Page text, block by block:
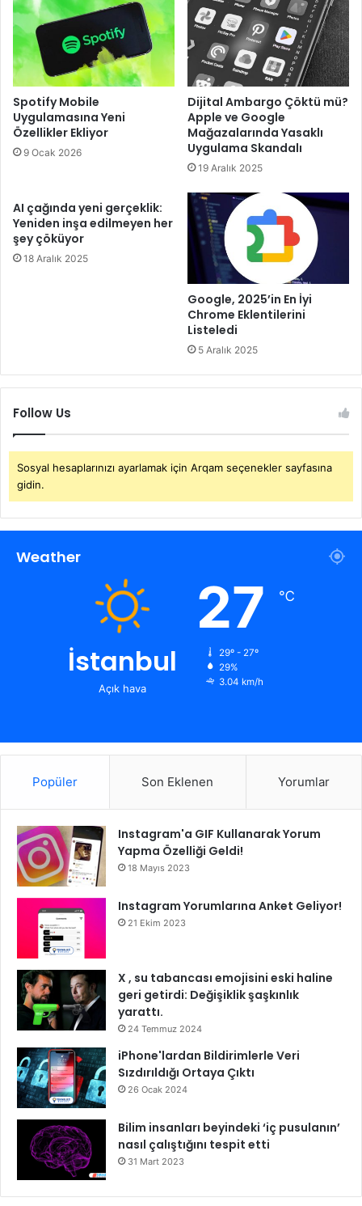
Spotify Mobile
Uygulamasına Yeni
Özellikler Ekliyor
9 Ocak 2026
Dijital Ambargo Çöktü mü?
Apple ve Google
Mağazalarında Yasaklı
Uygulama Skandalı
19 Aralık 2025
AI çağında yeni gerçeklik:
Yeniden inşa edilmeyen her
şey çöküyor
18 Aralık 2025
Google, 2025’in En İyi
Chrome Eklentilerini
Listeledi
5 Aralık 2025
Follow Us
Sosyal hesaplarınızı ayarlamak için Arqam seçenekler sayfasına
gidin.
Weather
İstanbul
Açık hava
27 ℃
29º - 27º
29%
3.04 km/h
Popüler Son Eklenen Yorumlar
Instagram'a GIF Kullanarak Yorum
Yapma Özelliği Geldi!
18 Mayıs 2023
Instagram Yorumlarına Anket Geliyor!
21 Ekim 2023
X , su tabancası emojisini eski haline
geri getirdi: Değişiklik şaşkınlık
yarattı.
24 Temmuz 2024
iPhone'lardan Bildirimlerle Veri
Sızdırıldığı Ortaya Çıktı
26 Ocak 2024
Bilim insanları beyindeki ‘iç pusulanın’
nasıl çalıştığını tespit etti
31 Mart 2023